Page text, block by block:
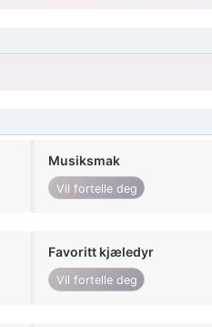
Musiksmak
Vil fortelle deg
Favoritt kjæledyr
Vil fortelle deg